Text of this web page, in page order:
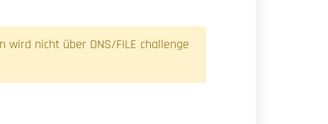
nicht über DNS/FILE challenge